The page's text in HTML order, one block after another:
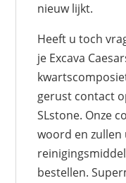
nieuw lijkt.
Heeft u toch
je Excava
gerust contact
SLstone. Onze
woord en zullen
bestellen.